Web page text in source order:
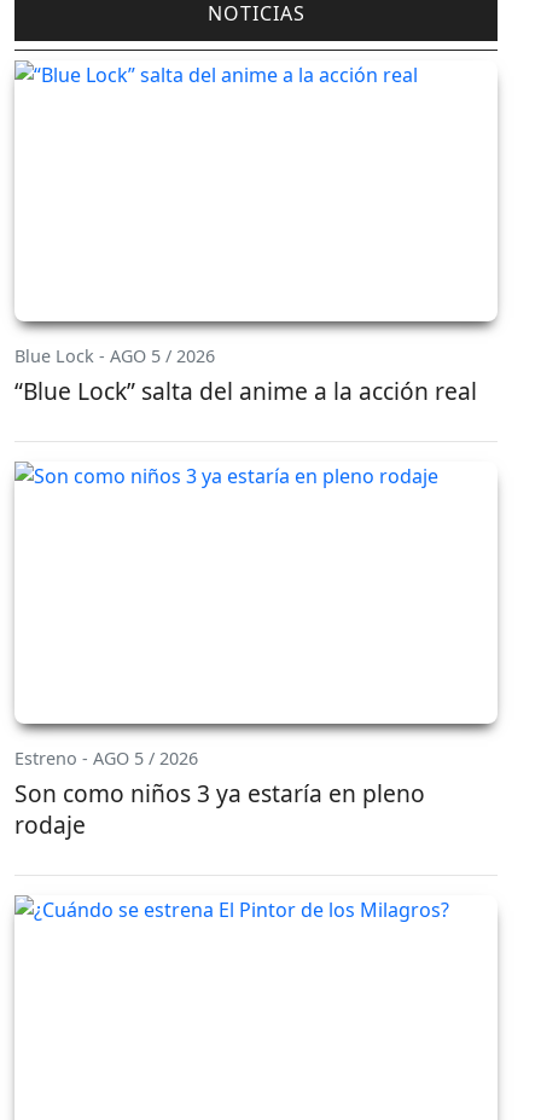
NOTICIAS
Blue Lock - AGO 5 / 2026
“Blue Lock” salta del anime a la acción real
Estreno - AGO 5 / 2026
Son como niños 3 ya estaría en pleno
rodaje